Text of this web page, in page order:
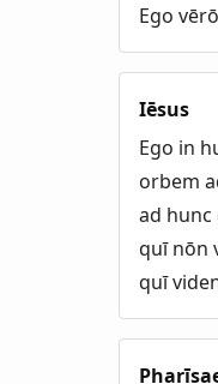
Ego
Iēsus
Ego in
orbem
ad hunc
quī nōn
quī